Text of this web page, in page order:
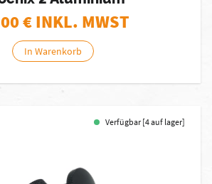
€ INKL. MWST
In Warenkorb
Verfügbar [4 auf lager]